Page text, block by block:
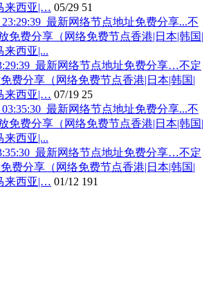
来西亚|… 05/29 51
最新网络节点地址免费分享…不定
费分享（网络免费节点香港|日本|韩国|
来西亚|… 07/19 25
最新网络节点地址免费分享…不定
费分享（网络免费节点香港|日本|韩国|
来西亚|… 01/12 191